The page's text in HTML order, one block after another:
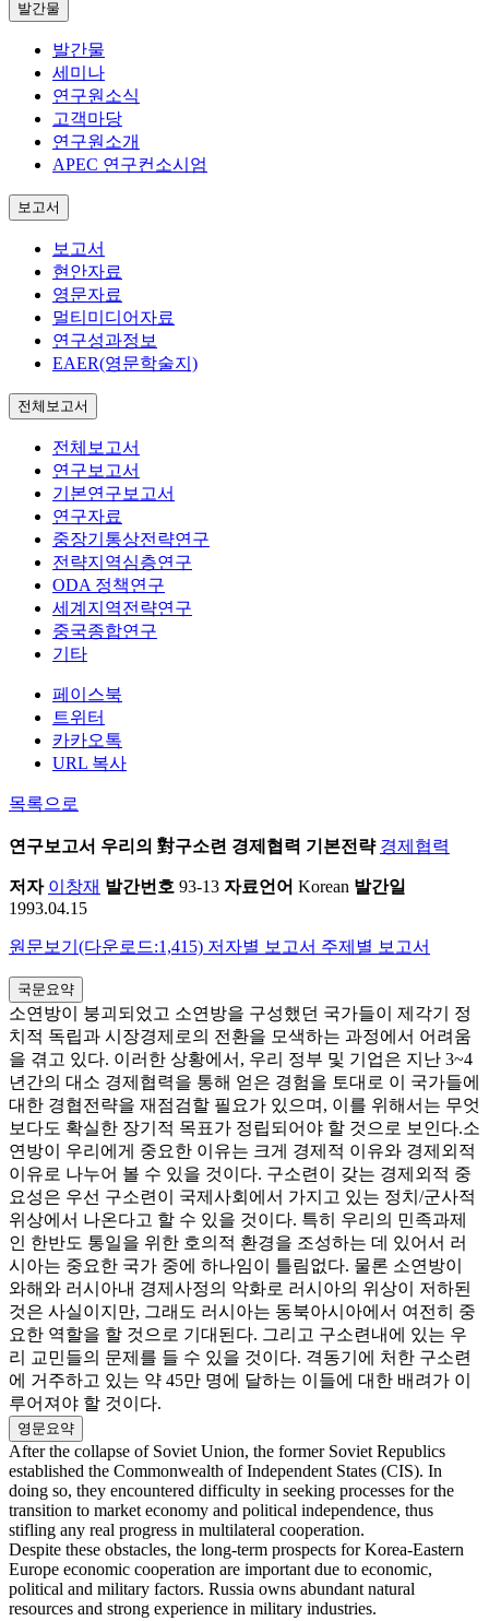
발간물
발간물
세미나
연구원소식
고객마당
연구원소개
APEC 연구컨소시엄
보고서
보고서
현안자료
영문자료
멀티미디어자료
연구성과정보
EAER(영문학술지)
전체보고서
전체보고서
연구보고서
기본연구보고서
연구자료
중장기통상전략연구
전략지역심층연구
ODA 정책연구
세계지역전략연구
중국종합연구
기타
페이스북
트위터
카카오톡
URL 복사
목록으로
연구보고서 우리의 對구소련 경제협력 기본전략 경제협력
저자 이창재 발간번호 93-13 자료언어 Korean 발간일
1993.04.15
원문보기(다운로드:1,415) 저자별 보고서 주제별 보고서
국문요약
소연방이 붕괴되었고 소연방을 구성했던 국가들이 제각기 정
치적 독립과 시장경제로의 전환을 모색하는 과정에서 어려움
을 겪고 있다. 이러한 상황에서, 우리 정부 및 기업은 지난 3~4
년간의 대소 경제협력을 통해 얻은 경험을 토대로 이 국가들에
대한 경협전략을 재점검할 필요가 있으며, 이를 위해서는 무엇
보다도 확실한 장기적 목표가 정립되어야 할 것으로 보인다.소
연방이 우리에게 중요한 이유는 크게 경제적 이유와 경제외적
이유로 나누어 볼 수 있을 것이다. 구소련이 갖는 경제외적 중
요성은 우선 구소련이 국제사회에서 가지고 있는 정치/군사적
위상에서 나온다고 할 수 있을 것이다. 특히 우리의 민족과제
인 한반도 통일을 위한 호의적 환경을 조성하는 데 있어서 러
시아는 중요한 국가 중에 하나임이 틀림없다. 물론 소연방이
와해와 러시아내 경제사정의 악화로 러시아의 위상이 저하된
것은 사실이지만, 그래도 러시아는 동북아시아에서 여전히 중
요한 역할을 할 것으로 기대된다. 그리고 구소련내에 있는 우
리 교민들의 문제를 들 수 있을 것이다. 격동기에 처한 구소련
에 거주하고 있는 약 45만 명에 달하는 이들에 대한 배려가 이
루어져야 할 것이다.
영문요약
After the collapse of Soviet Union, the former Soviet Republics
established the Commonwealth of Independent States (CIS). In
doing so, they encountered difficulty in seeking processes for the
transition to market economy and political independence, thus
stifling any real progress in multilateral cooperation.
Despite these obstacles, the long-term prospects for Korea-Eastern
Europe economic cooperation are important due to economic,
political and military factors. Russia owns abundant natural
resources and strong experience in military industries.